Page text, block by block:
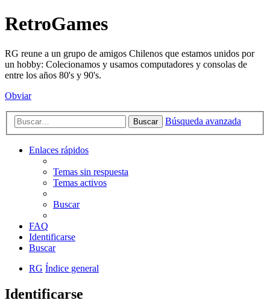
RetroGames
RG reune a un grupo de amigos Chilenos que estamos unidos por
un hobby: Colecionamos y usamos computadores y consolas de
entre los años 80's y 90's.
Obviar
Buscar Búsqueda avanzada
Enlaces rápidos
Temas sin respuesta
Temas activos
Buscar
FAQ
Identificarse
Buscar
RG Índice general
Identificarse